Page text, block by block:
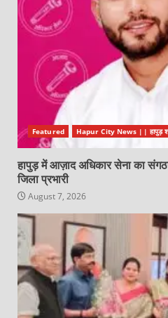
Featured Hapur City News || हापुड़
हापुड़ में आज़ाद अधिकार सेना का
जिला प्रभारी
August 7, 2026